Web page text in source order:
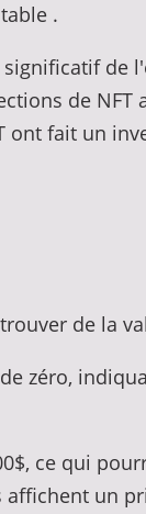
.
de
ont fait un
de la
zéro,
ce qui
un